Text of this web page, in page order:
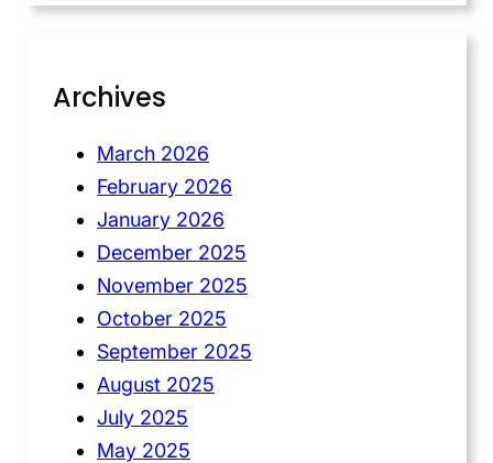
Archives
March 2026
February 2026
January 2026
December 2025
November 2025
October 2025
September 2025
August 2025
July 2025
May 2025